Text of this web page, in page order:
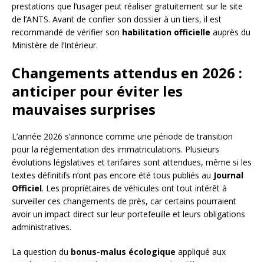
prestations que l’usager peut réaliser gratuitement sur le site
de l’ANTS. Avant de confier son dossier à un tiers, il est
recommandé de vérifier son habilitation officielle auprès du
Ministère de l’Intérieur.
Changements attendus en 2026 :
anticiper pour éviter les
mauvaises surprises
L’année 2026 s’annonce comme une période de transition
pour la réglementation des immatriculations. Plusieurs
évolutions législatives et tarifaires sont attendues, même si les
textes définitifs n’ont pas encore été tous publiés au Journal
Officiel. Les propriétaires de véhicules ont tout intérêt à
surveiller ces changements de près, car certains pourraient
avoir un impact direct sur leur portefeuille et leurs obligations
administratives.
La question du bonus-malus écologique appliqué aux